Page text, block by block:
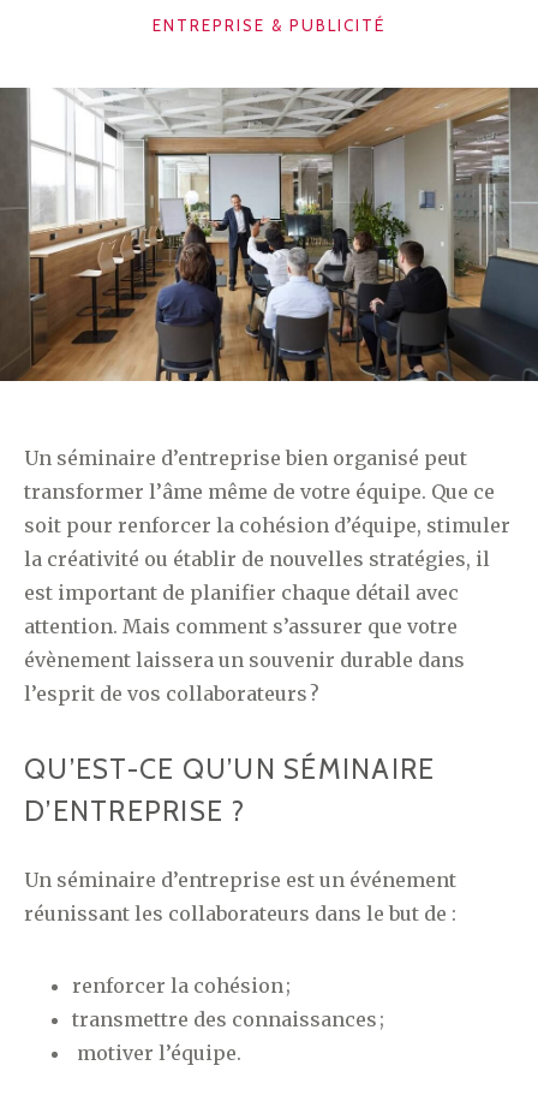
CATÉGORIES
ENTREPRISE & PUBLICITÉ
Un séminaire d’entreprise bien organisé peut
transformer l’âme même de votre équipe. Que ce
soit pour renforcer la cohésion d’équipe, stimuler
la créativité ou établir de nouvelles stratégies, il
est important de planifier chaque détail avec
attention. Mais comment s’assurer que votre
évènement laissera un souvenir durable dans
l’esprit de vos collaborateurs ?
QU’EST-CE QU’UN SÉMINAIRE
D’ENTREPRISE ?
Un séminaire d’entreprise est un événement
réunissant les collaborateurs dans le but de :
renforcer la cohésion ;
transmettre des connaissances ;
motiver l’équipe.